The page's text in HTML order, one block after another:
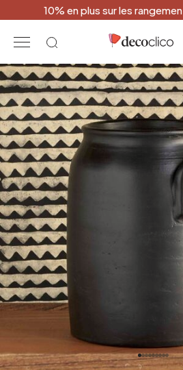
10% en plus sur les